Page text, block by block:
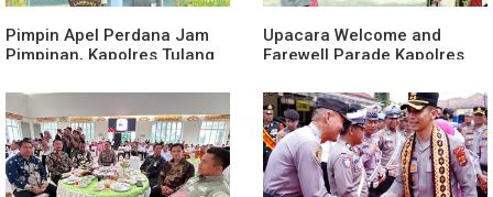
Pimpin Apel Perdana Jam
Pimpinan, Kapolres Tulang
dan Penekanan Pada
Personil
Upacara Welcome and
Farewell Parade Kapolres
Berlangsung Khidmat